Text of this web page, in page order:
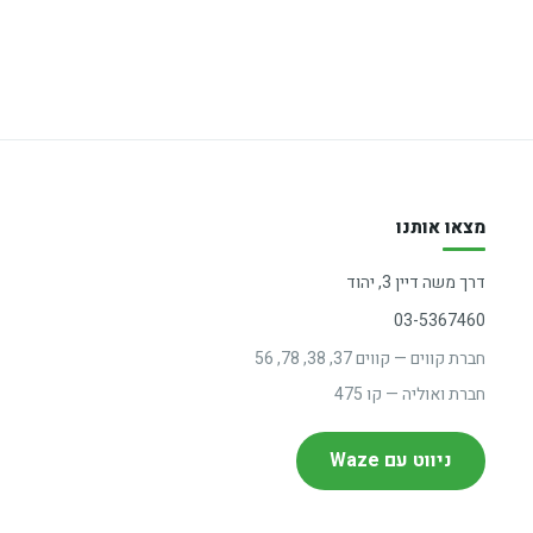
מצאו אותנו
דרך משה דיין 3, יהוד
03-5367460
חברת קווים — קווים 37, 38, 78, 56
חברת ואוליה — קו 475
ניווט עם Waze